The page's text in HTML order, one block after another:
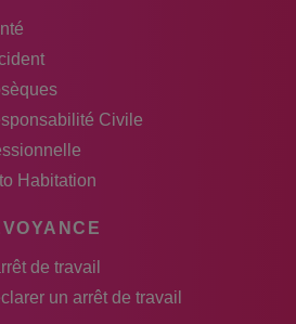
Civile
Habitation
de travail
un arrêt de travail